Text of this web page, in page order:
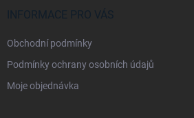
INFORMACE PRO VÁS
Obchodní podmínky
Podmínky ochrany osobních údajů
Moje objednávka